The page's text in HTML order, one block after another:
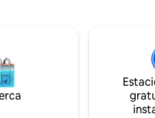
carrito de playa. Las
huéspedes suelen decir que la
incluso mejor que en la foto/
Debes tener al menos 25 años
alquilar.